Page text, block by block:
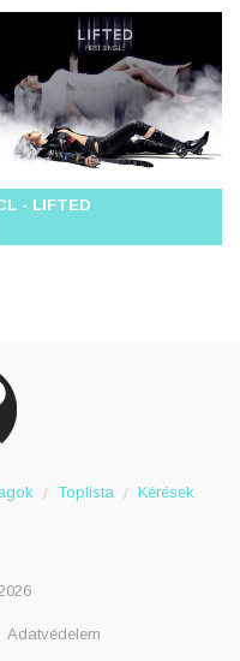
- LIFTED
Toplista Kérések
Adatvédelem